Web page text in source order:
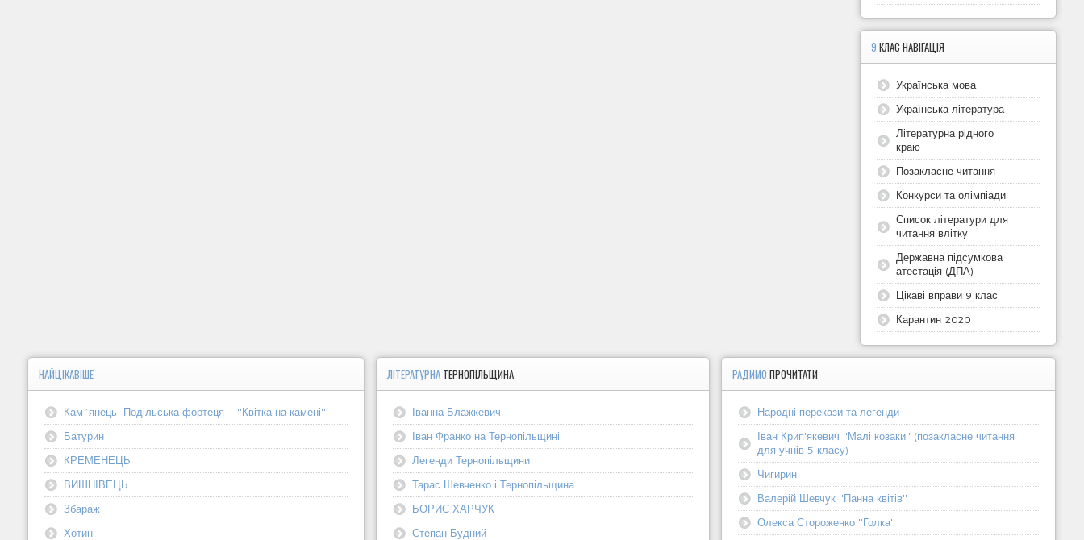
9КЛАС НАВІГАЦІЯ
Українська мова
Українська література
Літературна рідного
краю
Позакласне читання
Конкурси та олімпіади
Список літератури для
читання влітку
Державна підсумкова
атестація (ДПА)
Цікаві вправи 9 клас
Карантин 2020
НАЙЦІКАВІШЕ
Кам`янець-Подільська фортеця - "Квітка на камені"
Батурин
КРЕМЕНЕЦЬ
ВИШНІВЕЦЬ
Збараж
Хотин
ЛІТЕРАТУРНА ТЕРНОПІЛЬЩИНА
Іванна Блажкевич
Іван Франко на Тернопільщині
Легенди Тернопільщини
Тарас Шевченко і Тернопільщина
БОРИС ХАРЧУК
Степан Будний
РАДИМОПРОЧИТАТИ
Народні перекази та легенди
Іван Крип'якевич "Малі козаки" (позакласне читання
для учнів 5 класу)
Чигирин
Валерій Шевчук "Панна квітів"
Олекса Стороженко "Голка"